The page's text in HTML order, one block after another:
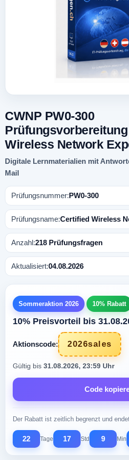
CWNP PW0-300
Wireless Network
Digitale Lernmaterialien mit
Mail
Prüfungsnummer:PW0-300
Prüfungsname:Certified Wireless
Anzahl:218 Prüfungsfragen
Aktualisiert:04.08.2026
Sommeraktion 2026 10% Rabatt
10% Preisvorteil bis
Aktionscode: 2026sales
Gültig bis 31.08.2026, 23:59 Uhr
Code
Der Rabatt ist zeitlich begrenzt und
22 Tage 17 Std 9 Min